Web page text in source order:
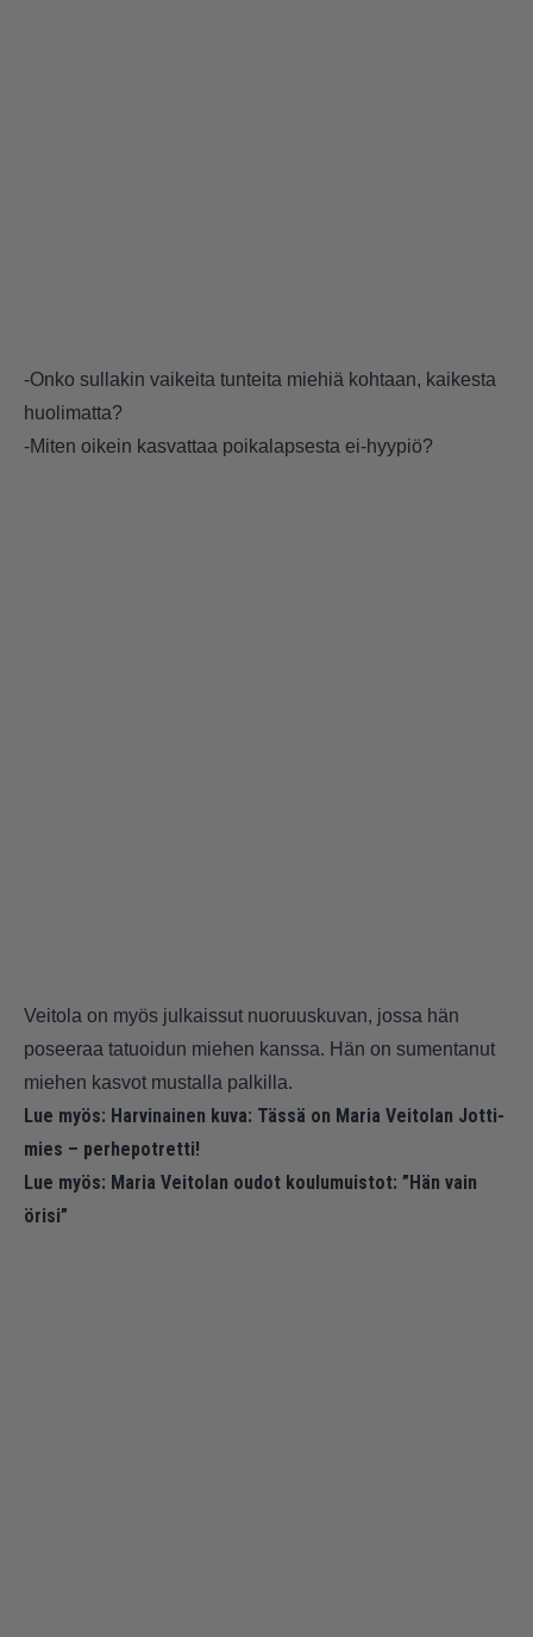
-Onko sullakin vaikeita tunteita miehiä kohtaan, kaikesta
huolimatta?
-Miten oikein kasvattaa poikalapsesta ei-hyypiö?
Veitola on myös julkaissut nuoruuskuvan, jossa hän
poseeraa tatuoidun miehen kanssa. Hän on sumentanut
miehen kasvot mustalla palkilla.
Lue myös: Harvinainen kuva: Tässä on Maria Veitolan Jotti-
mies – perhepotretti!
Lue myös: Maria Veitolan oudot koulumuistot: ”Hän vain
örisi”